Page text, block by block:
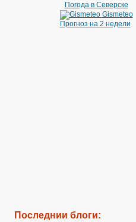
Погода в Северске
Gismeteo
Прогноз на 2 недели
Последнии блоги: